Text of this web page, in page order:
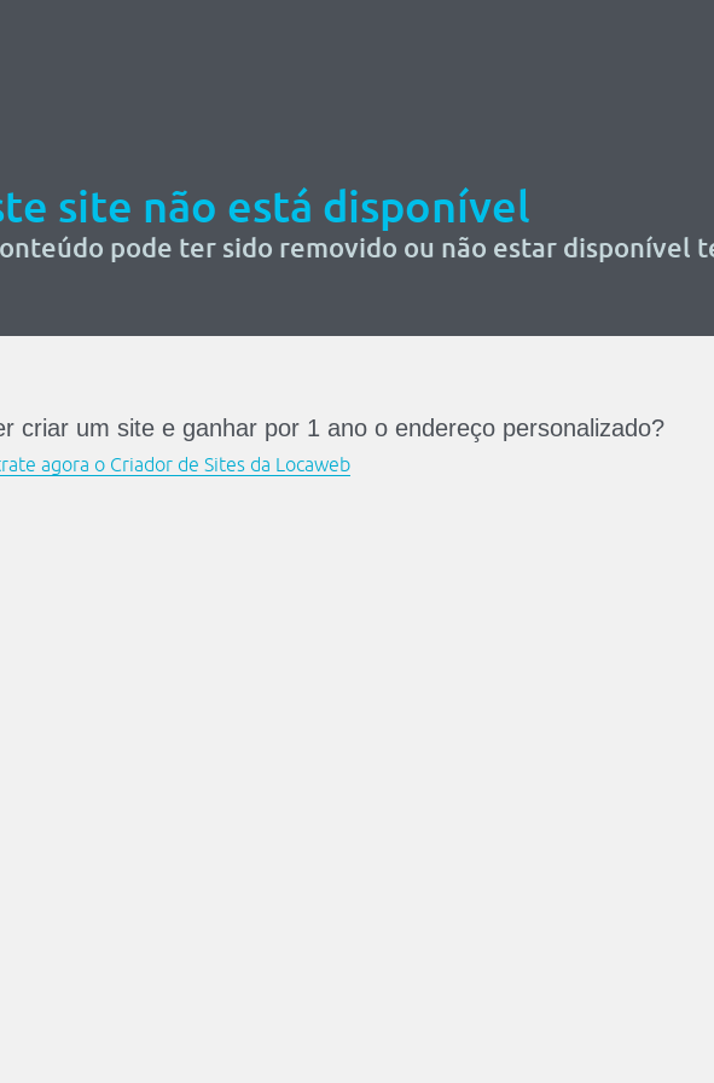
site não está disponível
pode ter sido removido ou não estar disponível
criar um site e ganhar por 1 ano o endereço personalizado?
agora o Criador de Sites da Locaweb